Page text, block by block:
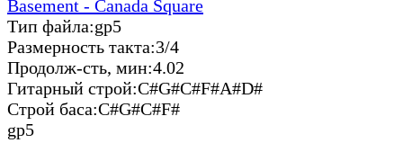
Basement - Canada Square
Тип файла:gp5
Размерность такта:3/4
Продолж-сть, мин:4.02
Гитарный строй:C#G#C#F#A#D#
Строй баса:C#G#C#F#
gp5